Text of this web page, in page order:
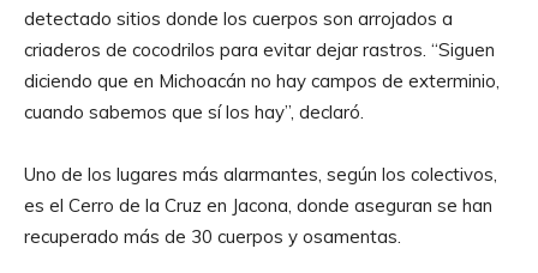
detectado sitios donde los cuerpos son arrojados a
criaderos de cocodrilos para evitar dejar rastros. “Siguen
diciendo que en Michoacán no hay campos de exterminio,
cuando sabemos que sí los hay”, declaró.
Uno de los lugares más alarmantes, según los colectivos,
es el Cerro de la Cruz en Jacona, donde aseguran se han
recuperado más de 30 cuerpos y osamentas.